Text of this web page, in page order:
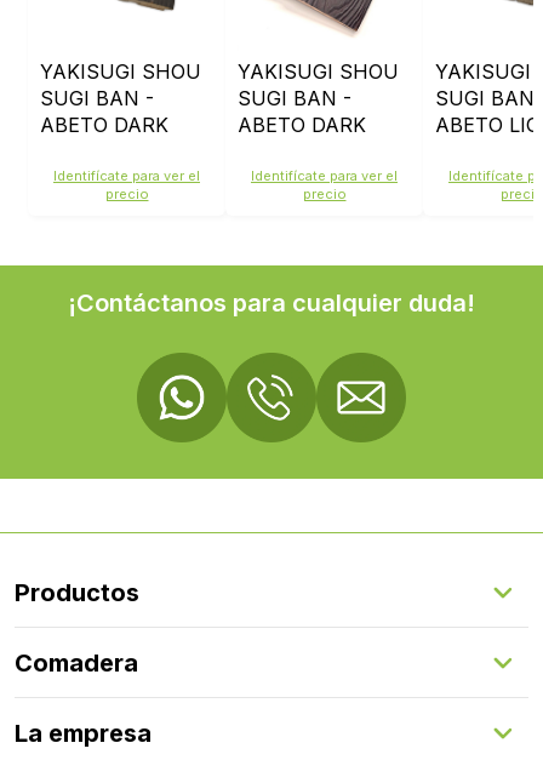
YAKISUGI SHOU
SUGI BAN -
ABETO DARK
Identifícate para ver el
precio
YAKISUGI SHOU
SUGI BAN -
ABETO DARK
Identifícate para ver el
precio
YAKISUGI
SUGI BAN
ABETO
Identifícate
precio
¡Contáctanos para cualquier duda!
Productos
Suelos Exteriores
Revestimientos Exteriores
Revestimientos Interiores
Puertas
Comadera
Gestión de servicios
La empresa